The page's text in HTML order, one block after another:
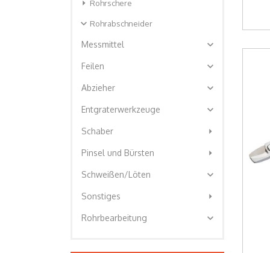
Rohrschere
arrow_right
Rohrabschneider
expand_more
Messmittel expand_more
Feilen expand_more
Abzieher expand_more
Entgraterwerkzeuge expand_more
Schaber arrow_right
Pinsel und Bürsten arrow_right
Schweißen/Löten expand_more
Sonstiges arrow_right
Rohrbearbeitung expand_more